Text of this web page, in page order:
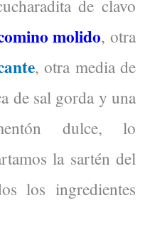
de clavo
molido, otra
, otra media de
de sal gorda y una
dulce, lo
la sartén del
los ingredientes